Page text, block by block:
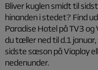
Bliver kuglen smidt til
hinanden i stedet? Find
Paradise Hotel på TV3 og
du tæller ned til d.1
sidste sæson på Viaplay
nedenunder.